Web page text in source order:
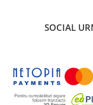
SOCIAL